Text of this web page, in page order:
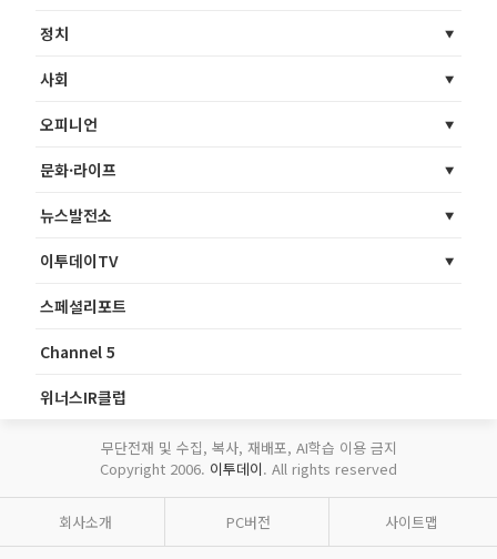
정치
사회
오피니언
문화·라이프
뉴스발전소
이투데이TV
스페셜리포트
Channel 5
위너스IR클럽
무단전재 및 수집, 복사, 재배포, AI학습 이용 금지
Copyright 2006. 이투데이. All rights reserved
회사소개 PC버전 사이트맵